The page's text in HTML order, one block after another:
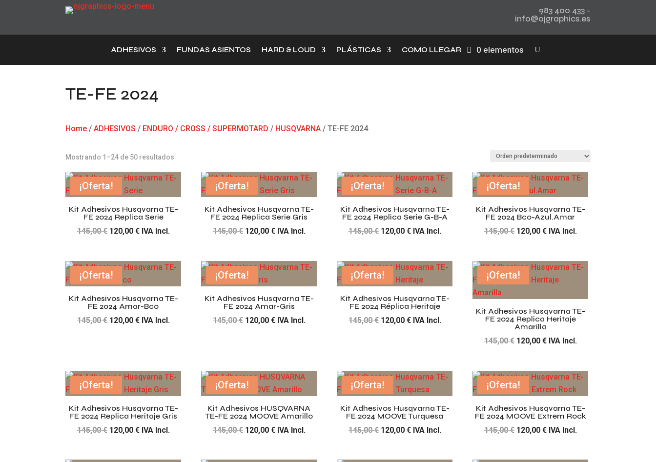
983 400 433 -
info@ojgraphics.es
ADHESIVOS FUNDAS ASIENTOS HARD & LOUD PLÁSTICAS COMO LLEGAR 0 elementos
TE-FE 2024
Home /ADHESIVOS / ENDURO / CROSS / SUPERMOTARD / HUSQVARNA / TE-FE 2024
Mostrando 1–24 de 50 resultados
¡Oferta!
Kit Adhesivos Husqvarna TE-
FE 2024 Replica Serie
145,00€ El
era:
145,00 €.
120,00 €El
es:
IVA Incl.
¡Oferta!
Kit Adhesivos Husqvarna TE-
FE 2024 Replica Serie Gris
145,00€ El
era:
145,00 €.
120,00 €El
es:
IVA Incl.
¡Oferta!
Kit Adhesivos Husqvarna TE-
FE 2024 Replica Serie G-B-A
145,00€ El
era:
145,00 €.
120,00 €El
es:
120,00 €.
IVA Incl.
¡Oferta!
Kit Adhesivos Husqvarna TE-
FE 2024 Bco-Azul.Amar
145,00€ El
era:
145,00 €.
120,00 €El
es:
120,00 €.
IVA Incl.
¡Oferta!
Kit Adhesivos Husqvarna TE-
FE 2024 Amar-Bco
145,00€ El
145,00 €.
120,00 €El
120,00 €.
IVA Incl.
¡Oferta!
Kit Adhesivos Husqvarna TE-
FE 2024 Amar-Gris
145,00€ El
145,00 €.
120,00 €El
120,00 €.
IVA Incl.
¡Oferta!
Kit Adhesivos Husqvarna TE-
FE 2024 Réplica Heritaje
145,00€ El
145,00 €.
120,00 €El
120,00 €.
IVA Incl.
¡Oferta!
Kit Adhesivos Husqvarna TE-
FE 2024 Replica Heritaje
Amarilla
145,00€ El
era:
145,00 €.
120,00 €El
es:
120,00 €.
IVA Incl.
¡Oferta!
Kit Adhesivos Husqvarna TE-
FE 2024 Replica Heritaje Gris
145,00€ El
120,00 €ElIVA Incl.
¡Oferta!
Kit Adhesivos HUSQVARNA
TE-FE 2024 MOOVE Amarillo
145,00€ El
120,00 €ElIVA Incl.
¡Oferta!
Kit Adhesivos Husqvarna TE-
FE 2024 MOOVE Turquesa
145,00€ El
120,00 €ElIVA Incl.
¡Oferta!
Kit Adhesivos Husqvarna TE-
FE 2024 MOOVE Extrem Rock
145,00€ El
120,00 €ElIVA Incl.